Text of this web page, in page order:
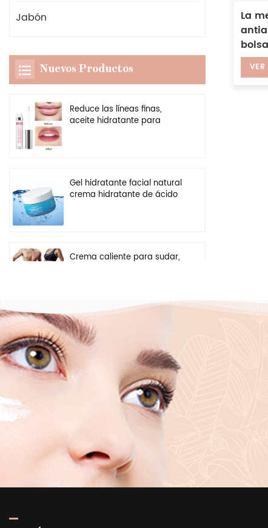
La
VER
Jabón
Nuevos Productos
Reduce las líneas finas,
aceite hidratante para
Gel hidratante facial natural
crema hidratante de ácido
Crema caliente para sudar,
grasa del vientre y el brazo
Ingredientes de seguridad
a base de hierbas
naturales, crema
iluminadora, crema
blanqueadora para el
rostro, las axilas y el cuerpo
Suero puro iluminador
hidratante profundo del
cuidado de la piel de la
etiqueta privada para la
cara